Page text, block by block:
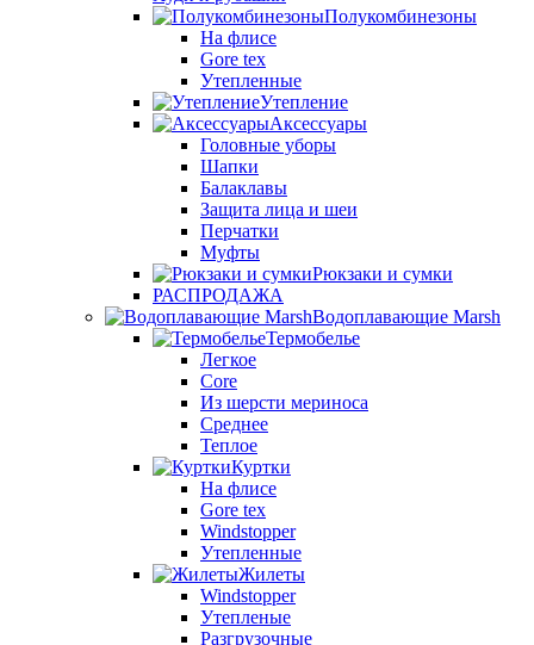
Полукомбинезоны
На флисе
Gore tex
Утепленные
Утепление
Аксессуары
Головные уборы
Шапки
Балаклавы
Защита лица и шеи
Перчатки
Муфты
Рюкзаки и сумки
РАСПРОДАЖА
Водоплавающие Marsh
Термобелье
Легкое
Core
Из шерсти мериноса
Среднее
Теплое
Куртки
На флисе
Gore tex
Windstopper
Утепленные
Жилеты
Windstopper
Утепленые
Разгрузочные